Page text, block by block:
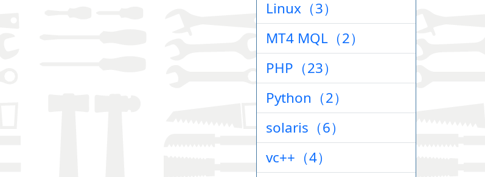
Linux（3）
MT4 MQL（2）
PHP（23）
Python（2）
solaris（6）
vc++（4）